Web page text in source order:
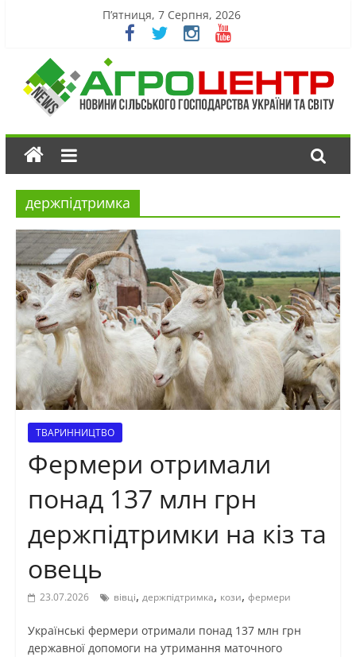
П’ятниця, 7 Серпня, 2026
держпідтримка
ТВАРИННИЦТВО
Фермери отримали
понад 137 млн грн
держпідтримки на кіз та
овець
23.07.2026 вівці, держпідтримка, кози, фермери
Українські фермери отримали понад 137 млн грн
державної допомоги на утримання маточного